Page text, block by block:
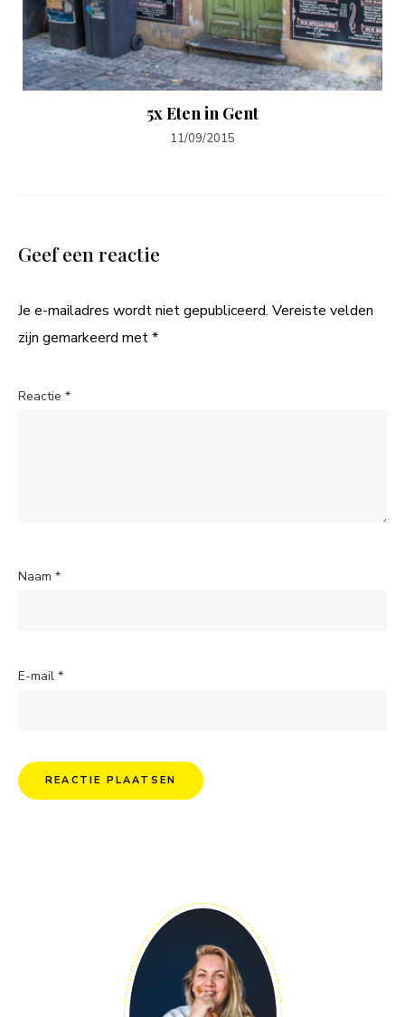
5x Eten in Gent
11/09/2015
Geef een reactie
Je e-mailadres wordt niet gepubliceerd. Vereiste velden
zijn gemarkeerd met*
Reactie *
Naam *
E-mail *